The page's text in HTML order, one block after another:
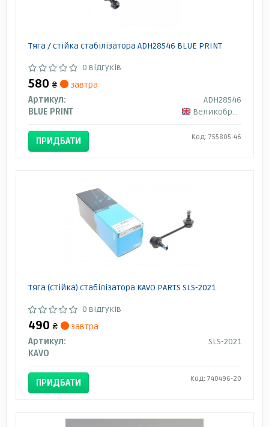
Тяга / стійка стабілізатора ADH28546 BLUE PRINT
0 відгуків
580 ₴
завтра
Артикул:
ADH28546
BLUE PRINT
Великобританія
ПРИДБАТИ Код: 755805-46
Тяга (стійка) стабілізатора KAVO PARTS SLS-2021
0 відгуків
490 ₴
завтра
Артикул:
SLS-2021
KAVO
ПРИДБАТИ Код: 740496-20